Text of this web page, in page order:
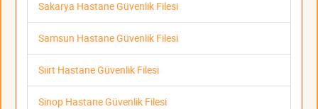
Sakarya Hastane Güvenlik Filesi
Samsun Hastane Güvenlik Filesi
Siirt Hastane Güvenlik Filesi
Sinop Hastane Güvenlik Filesi